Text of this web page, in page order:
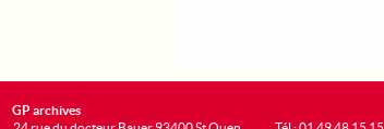
GP archives